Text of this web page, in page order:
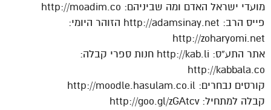
מועדי ישראל האדם ומה שביניהם: http://moadim.co
פייס הרב: http://adamsinay.net הזוהר היומי:
http://zoharyomi.net
אתר התע”ס: http://kab.li חנות ספרי קבלה:
http://kabbala.co
קורסים נבחרים: http://moodle.hasulam.co.il
קבלה למתחיל: http://goo.gl/zGAtcv